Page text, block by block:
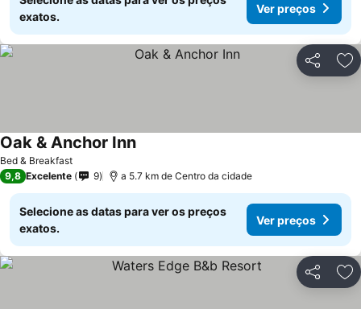
exatos.
Ver preços
Partilhar
Bed & Breakfast
Oak & Anchor InnVer preços
9,8 Excelente 9 a 5.7 km de Centro da cidade
Selecione as datas para ver os preços
exatos.
Ver preços
Partilhar